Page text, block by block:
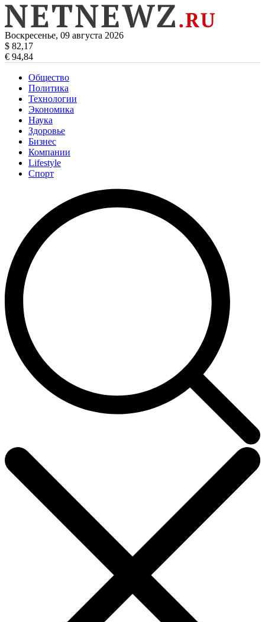
Воскресенье, 09 августа 2026
$ 82,17
€ 94,84
Общество
Политика
Технологии
Экономика
Наука
Здоровье
Бизнес
Компании
Lifestyle
Спорт